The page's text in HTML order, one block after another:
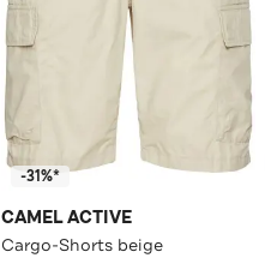
-31%*
CAMEL ACTIVE
Cargo-Shorts beige